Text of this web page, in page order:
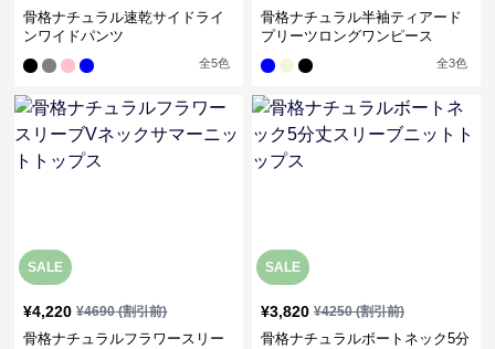
骨格ナチュラル速乾サイドライ
ンワイドパンツ
全5色
骨格ナチュラル半袖ティアード
プリーツロングワンピース
全3色
SALE
¥4,220 ¥4690(割引前)
骨格ナチュラルフラワースリー
SALE
¥3,820 ¥4250(割引前)
骨格ナチュラルボートネック5分